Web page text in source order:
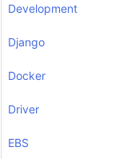
Development
Django
Docker
Driver
EBS